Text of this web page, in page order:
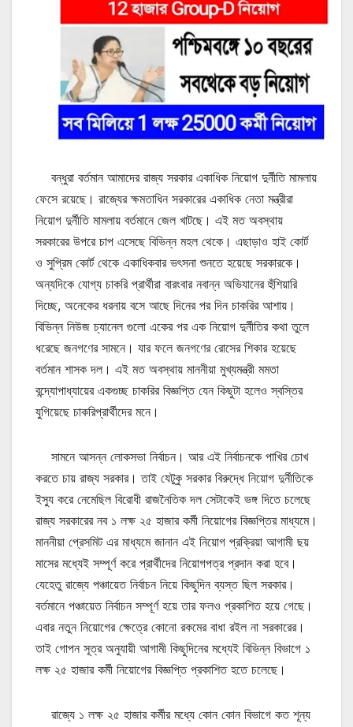
বন্ধুরা বর্তমান আমাদের রাজ্য সরকার একাধিক নিয়োগ দুর্নীতি মামলায়
ফেসে রয়েছে। রাজ্যের ক্ষমতাধিন সরকারের একাধিক নেতা মন্ত্রীরা
নিয়োগ দুর্নীতি মামলায় বর্তমানে জেল খাটছে। এই মত অবস্থায়
সরকারের উপরে চাপ এসেছে বিভিন্ন মহল থেকে। এছাড়াও হাই কোর্ট
ও সুপ্রিম কোর্ট থেকে একাধিকবার ভৎসনা শুনতে হয়েছে সরকারকে।
অন্যদিকে যোগ্য চাকরি প্রার্থীরা বারংবার নবান্ন অভিযানের হুঁশিয়ারি
দিচ্ছে, অনেকের ধরনায় বসে আছে দিনের পর দিন চাকরির আশায়।
বিভিন্ন নিউজ চ্যানেল গুলো একের পর এক নিয়োগ দুর্নীতির কথা তুলে
ধরেছে জনগণের সামনে। যার ফলে জনগণের রোসের শিকার হয়েছে
বর্তমান শাসক দল। এই মত অবস্থায় মাননীয়া মুখ্যমন্ত্রী মমতা
বন্দ্যোপাধ্যায়ের একগুচ্ছ চাকরির বিজ্ঞপ্তি যেন কিছুটা হলেও স্বস্তির
যুগিয়েছে চাকরিপ্রার্থীদের মনে।
সামনে আসন্ন লোকসভা নির্বাচন। আর এই নির্বাচনকে পাখির চোখ
করতে চায় রাজ্য সরকার। তাই যেটুকু সরকার বিরুদ্ধে নিয়োগ দুর্নীতিকে
ইস্যু করে নেমেছিল বিরোধী রাজনৈতিক দল সেটাকেই ভঙ্গ দিতে চলেছে
রাজ্য সরকারের নব ১ লক্ষ ২৫ হাজার কর্মী নিয়োগের বিজ্ঞপ্তির মাধ্যমে।
মাননীয়া প্রেসমিট এর মাধ্যমে জানান এই নিয়োগ প্রক্রিয়া আগামী ছয়
মাসের মধ্যেই সম্পূর্ণ করে প্রার্থীদের নিয়োগপত্র প্রদান করা হবে।
যেহেতু রাজ্যে পঞ্চায়েত নির্বাচন নিয়ে কিছুদিন ব্যস্ত ছিল সরকার।
বর্তমানে পঞ্চায়েত নির্বাচন সম্পূর্ণ হয়ে তার ফলও প্রকাশিত হয়ে গেছে।
এবার নতুন নিয়োগের ক্ষেত্রে কোনো রকমের বাধা রইল না সরকারের।
তাই গোপন সূত্র অনুযায়ী আগামী কিছুদিনের মধ্যেই বিভিন্ন বিভাগে ১
লক্ষ ২৫ হাজার কর্মী নিয়োগের বিজ্ঞপ্তি প্রকাশিত হতে চলেছে।
রাজ্যে ১ লক্ষ ২৫ হাজার কর্মীর মধ্যে কোন কোন বিভাগে কত শূন্য